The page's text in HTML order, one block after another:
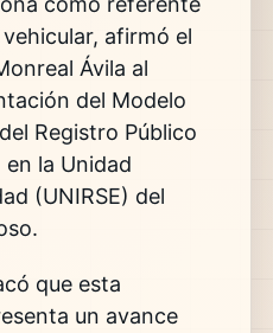
afirmó el
Ávila al
del Modelo
Registro Público
en la Unidad
(UNIRSE) del
.
que esta
un avance